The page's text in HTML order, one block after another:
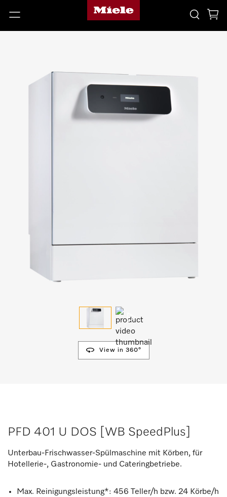
View in 360°
PFD 401 U DOS [WB SpeedPlus]
Unterbau-Frischwasser-Spülmaschine mit Körben, für
Hotellerie-, Gastronomie- und Cateringbetriebe.
Max. Reinigungsleistung*: 456 Teller/h bzw. 24 Körbe/h